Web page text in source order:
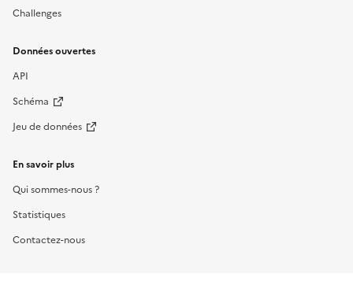
Challenges
Données ouvertes
API
Schéma
Jeu de données
En savoir plus
Qui sommes-nous ?
Statistiques
Contactez-nous